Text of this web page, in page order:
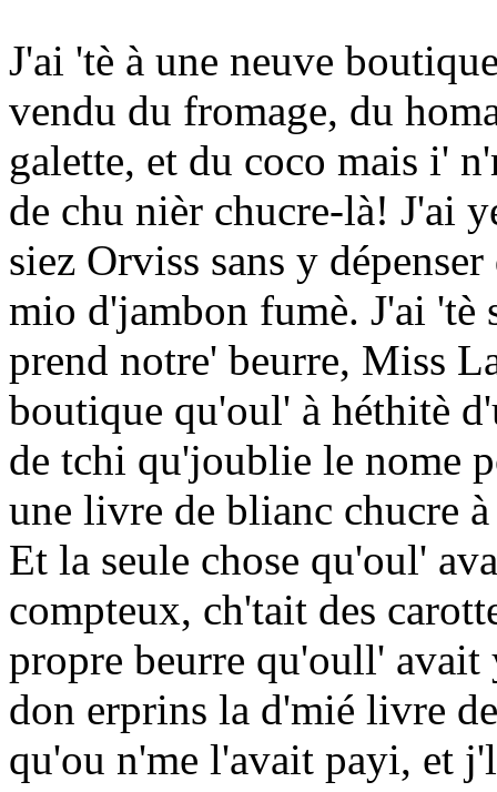
J'ai 'tè à une neuve
vendu du fromage, du
galette, et du coco mais i'
de chu nièr chucre-là! J'ai
siez Orviss sans y
mio d'jambon fumè. J'ai 'tè
prend notre' beurre, Miss
boutique qu'oul' à héthitè
de tchi qu'joublie le nome
une livre de blianc chucre
Et la seule chose qu'oul'
compteux, ch'tait des
propre beurre qu'oull' avait
don erprins la d'mié livre
qu'ou n'me l'avait payi, et